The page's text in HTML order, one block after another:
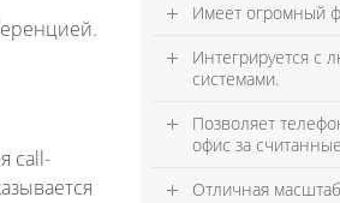
call-
Имеет огромный
Интегрируется с
системами.
Позволяет
офис за
Отличная